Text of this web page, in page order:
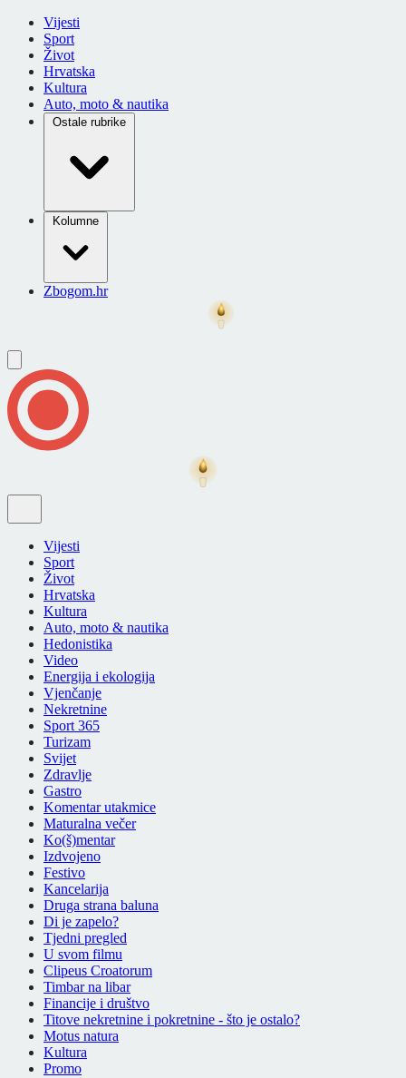
Vijesti
Sport
Život
Hrvatska
Kultura
Auto, moto & nautika
Ostale rubrike
Kolumne
Zbogom.hr
Vijesti
Sport
Život
Hrvatska
Kultura
Auto, moto & nautika
Hedonistika
Video
Energija i ekologija
Vjenčanje
Nekretnine
Sport 365
Turizam
Svijet
Zdravlje
Gastro
Komentar utakmice
Maturalna večer
Ko(š)mentar
Izdvojeno
Festivo
Kancelarija
Druga strana baluna
Di je zapelo?
Tjedni pregled
U svom filmu
Clipeus Croatorum
Timbar na libar
Financije i društvo
Titove nekretnine i pokretnine - što je ostalo?
Motus natura
Kultura
Promo